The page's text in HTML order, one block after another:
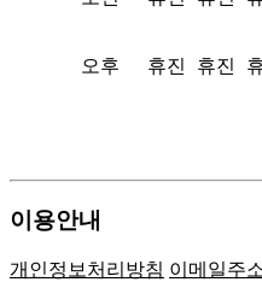
오후 휴진 휴진
이용안내
개인정보처리방침 이메일주